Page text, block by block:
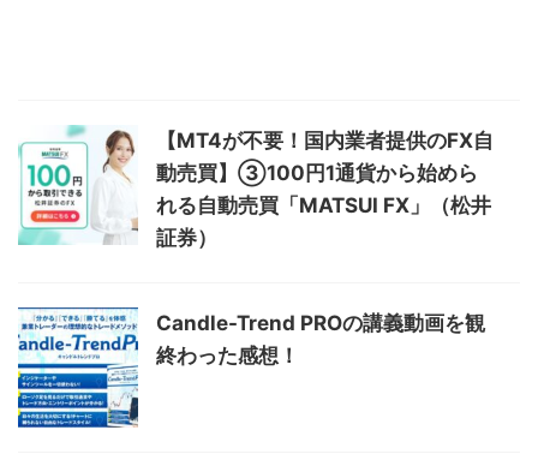
【MT4が不要！国内業者提供のFX自
動売買】③100円1通貨から始めら
れる自動売買「MATSUI FX」（松井
証券）
Candle-Trend PROの講義動画を観
終わった感想！